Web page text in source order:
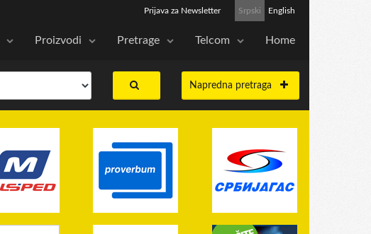
Srpski English
Prijava za Newsletter
Proizvodi Pretrage Telcom Home
Napredna pretraga